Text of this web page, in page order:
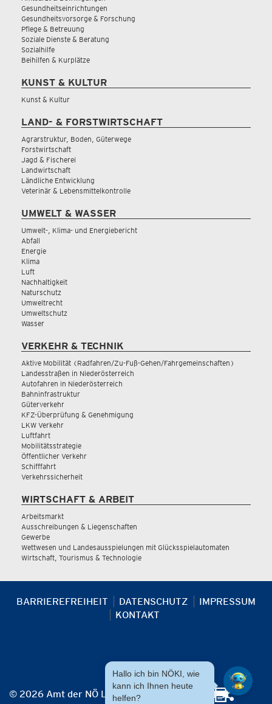
Gesundheitseinrichtungen
Gesundheitsvorsorge & Forschung
Pflege & Betreuung
Soziale Dienste & Beratung
Sozialhilfe
Beihilfen & Kurplätze
KUNST & KULTUR
Kunst & Kultur
LAND- & FORSTWIRTSCHAFT
Agrarstruktur, Boden, Güterwege
Forstwirtschaft
Jagd & Fischerei
Landwirtschaft
Ländliche Entwicklung
Veterinär & Lebensmittelkontrolle
UMWELT & WASSER
Umwelt-, Klima- und Energiebericht
Abfall
Energie
Klima
Luft
Nachhaltigkeit
Naturschutz
Umweltrecht
Umweltschutz
Wasser
VERKEHR & TECHNIK
Aktive Mobilität (Radfahren/Zu-Fuß-Gehen/Fahrgemeinschaften)
Landesstraßen in Niederösterreich
Autofahren in Niederösterreich
Bahninfrastruktur
Güterverkehr
KFZ-Überprüfung & Genehmigung
LKW Verkehr
Luftfahrt
Mobilitätsstrategie
Öffentlicher Verkehr
Schifffahrt
Verkehrssicherheit
WIRTSCHAFT & ARBEIT
Arbeitsmarkt
Ausschreibungen & Liegenschaften
Gewerbe
Wettwesen und Landesausspielungen mit Glücksspielautomaten
Wirtschaft, Tourismus & Technologie
BARRIEREFREIHEIT DATENSCHUTZ
IMPRESSUM
KONTAKT
© 2026 Amt der NÖ Landesregierung
Hallo ich bin NÖKI, wie
kann ich Ihnen heute
helfen?